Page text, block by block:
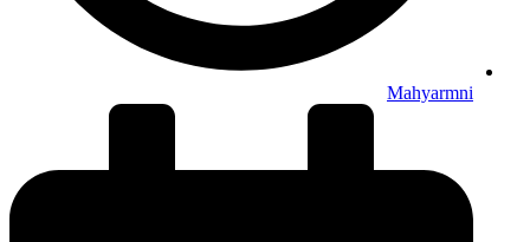
Mahyarmni